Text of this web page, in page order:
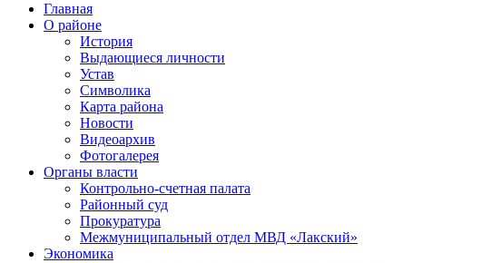
Главная
О районе
История
Выдающиеся личности
Устав
Символика
Карта района
Новости
Видеоархив
Фотогалерея
Органы власти
Контрольно-счетная палата
Районный суд
Прокуратура
Межмуниципальный отдел МВД «Лакский»
Экономика